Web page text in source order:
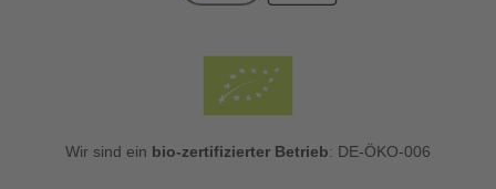
Wir sind ein bio-zertifizierter Betrieb: DE-ÖKO-006